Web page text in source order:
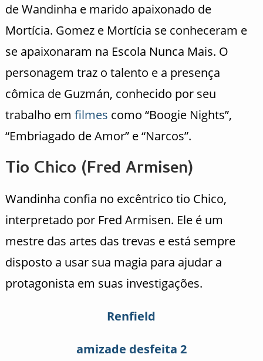
de Wandinha e marido apaixonado de
Mortícia. Gomez e Mortícia se conheceram e
se apaixonaram na Escola Nunca Mais. O
personagem traz o talento e a presença
cômica de Guzmán, conhecido por seu
trabalho em filmes como “Boogie Nights”,
“Embriagado de Amor” e “Narcos”.
Tio Chico (Fred Armisen)
Wandinha confia no excêntrico tio Chico,
interpretado por Fred Armisen. Ele é um
mestre das artes das trevas e está sempre
disposto a usar sua magia para ajudar a
protagonista em suas investigações.
Renfield
amizade desfeita 2